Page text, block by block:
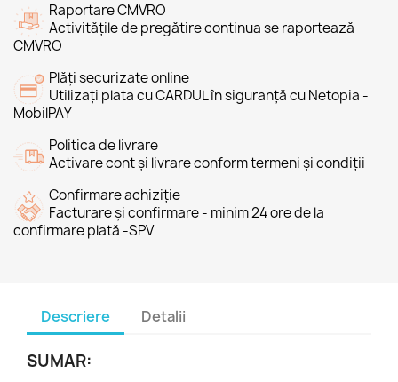
Raportare CMVRO
Activitățile de pregătire continua se raportează
CMVRO
Plăți securizate online
Utilizați plata cu CARDUL în siguranță cu Netopia -
MobilPAY
Politica de livrare
Activare cont și livrare conform termeni și condiții
Confirmare achiziție
Facturare și confirmare - minim 24 ore de la
confirmare plată -SPV
Descriere Detalii
SUMAR: